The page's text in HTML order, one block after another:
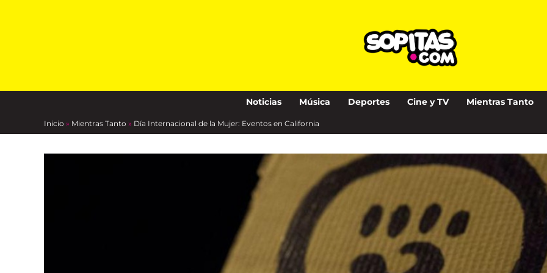
Noticias Música Deportes Cine y TV Mientras Tanto
Inicio » Mientras Tanto » Día Internacional de la Mujer: Eventos en California